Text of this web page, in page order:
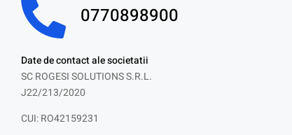
0770898900
Date de contact ale societatii
SC ROGESI SOLUTIONS S.R.L.
J22/213/2020
CUI: RO42159231